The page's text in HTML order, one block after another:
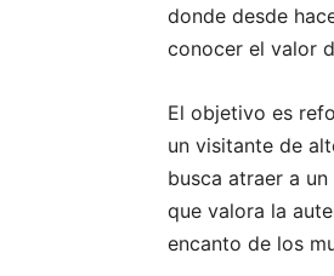
donde desde
conocer el valor
El objetivo es
un visitante de
busca atraer a
que valora la
encanto de los